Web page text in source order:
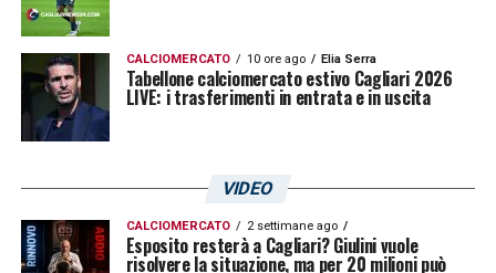
CALCIOMERCATO 10 ore ago Elia Serra
Tabellone calciomercato estivo Cagliari 2026
LIVE: i trasferimenti in entrata e in uscita
VIDEO
CALCIOMERCATO 2 settimane ago
Esposito resterà a Cagliari? Giulini vuole
risolvere la situazione, ma per 20 milioni può